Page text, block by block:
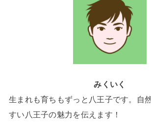
みくいく
生まれも育ちもずっと八王子です。自
すい八王子の魅力を伝えます！